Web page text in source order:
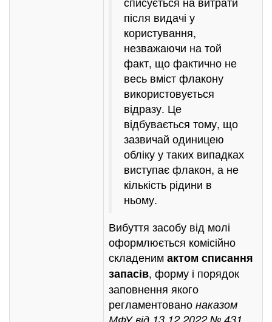
після видачі у
користування,
незважаючи на той
факт, що фактично не
весь вміст флакону
використовується
відразу. Це
відбувається тому, що
зазвичай одиницею
обліку у таких випадках
виступає флакон, а не
кількість рідини в
ньому.
Вибуття засобу від молі
оформлюється комісійно
складенимактом списання
запасів, форму і порядок
заповнення якого
регламентовано наказом